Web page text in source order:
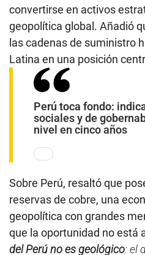
convertirse en activos
geopolítica global. Añadió
las cadenas de suministro
Latina en una posición
Perú toca fondo:
sociales y de
nivel en cinco años
Sobre Perú, resaltó que
reservas de cobre, una
geopolítica con grandes
que la oportunidad no está
del Perú no es geológico: el